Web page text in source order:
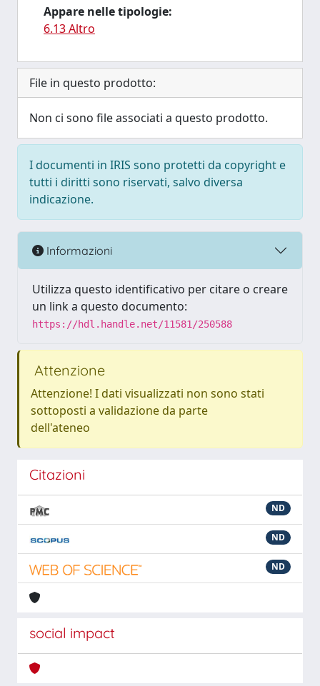
Appare nelle tipologie:
6.13 Altro
File in questo prodotto:
Non ci sono file associati a questo prodotto.
I documenti in IRIS sono protetti da copyright e
tutti i diritti sono riservati, salvo diversa
indicazione.
Informazioni
Utilizza questo identificativo per citare o creare
un link a questo documento:
https://hdl.handle.net/11581/250588
Attenzione
Attenzione! I dati visualizzati non sono stati
sottoposti a validazione da parte
dell'ateneo
Citazioni
ND
ND
ND
social impact